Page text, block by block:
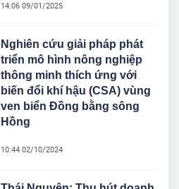
14:06 09/01/2025
Nghiên cứu giải pháp phát
triển mô hình nông nghiệp
thông minh thích ứng với
biến đổi khí hậu (CSA) vùng
ven biển Đồng bằng sông
Hồng
10:44 02/10/2024